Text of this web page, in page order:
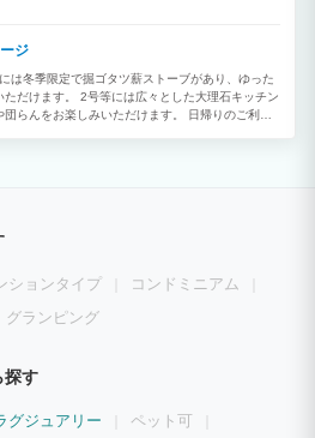
ジ
は冬季限定で掘ゴタツ薪ストーブがあり、ゆった
だけます。 2号等には広々とした大理石キッチン
らんをお楽しみいただけます。 日帰りのご利用
ションタイプ
コンドミニアム
グランピング
探す
グジュアリー
ペット可